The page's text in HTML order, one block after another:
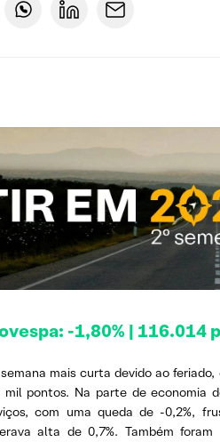
-1,80% | 116.014
mais curta devido ao
mil pontos. Na parte de economia
com uma queda de -0,2%,
alta de 0,7%. Também